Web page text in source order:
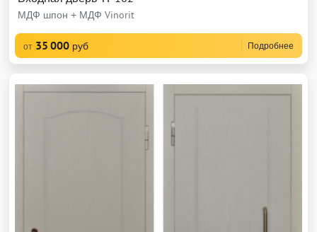
МДФ шпон + МДФ Vinorit
от 35 000 руб Подробнее